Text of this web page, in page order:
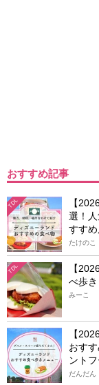
おすすめ記事
TDL
【
選！
すすめ
たけのこ
TDL
【
べ歩
みーこ
【
おす
ントフ
だんだん